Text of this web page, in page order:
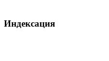
Индексация